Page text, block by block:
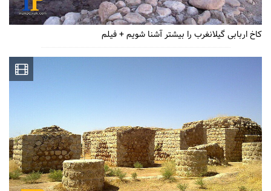
کاخ اربابی گیلانغرب را بیشتر آشنا شویم + فیلم